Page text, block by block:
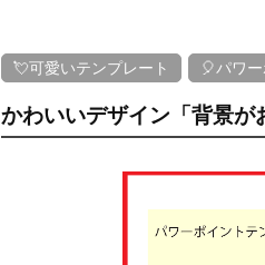
💘可愛いテンプレート 🎈パワ
かわいいデザイン「背景が